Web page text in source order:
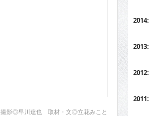
撮影◎早川達也 取材・文◎立花みこと
2014:
2013:
2012:
2011: